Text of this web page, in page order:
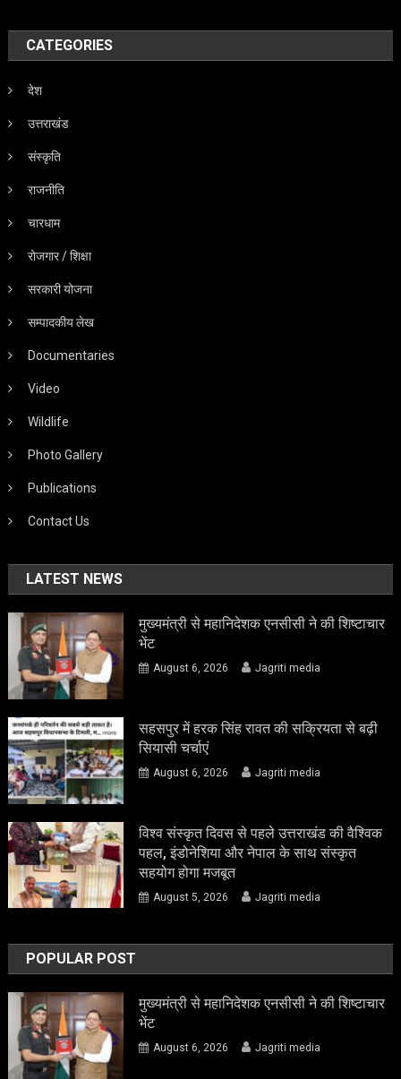
CATEGORIES
देश
उत्तराखंड
संस्कृति
राजनीति
चारधाम
रोजगार / शिक्षा
सरकारी योजना
सम्पादकीय लेख
Documentaries
Video
Wildlife
Photo Gallery
Publications
Contact Us
LATEST NEWS
मुख्यमंत्री से महानिदेशक एनसीसी ने की शिष्टाचार
भेंट
August 6, 2026 Jagriti media
सहसपुर में हरक सिंह रावत की सक्रियता से बढ़ी
सियासी चर्चाएं
August 6, 2026 Jagriti media
विश्व संस्कृत दिवस से पहले उत्तराखंड की वैश्विक
पहल, इंडोनेशिया और नेपाल के साथ संस्कृत
सहयोग होगा मजबूत
August 5, 2026 Jagriti media
POPULAR POST
मुख्यमंत्री से महानिदेशक एनसीसी ने की शिष्टाचार
भेंट
August 6, 2026 Jagriti media